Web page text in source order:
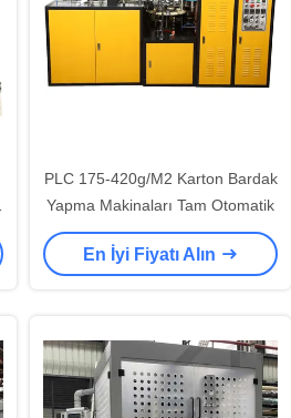
PLC 175-420g/M2 Karton Bardak
Yapma Makinaları Tam Otomatik
En İyi Fiyatı Alın